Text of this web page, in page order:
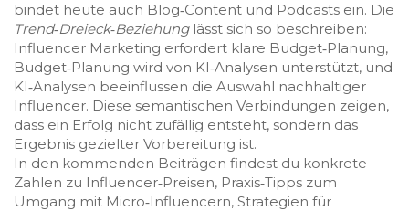
bindet heute auch Blog‑Content und Podcasts ein. Die
Trend‑Dreieck‑Beziehunglässt sich so beschreiben:
Influencer Marketing erfordert klare Budget‑Planung,
Budget‑Planung wird von KI‑Analysen unterstützt, und
KI‑Analysen beeinflussen die Auswahl nachhaltiger
Influencer. Diese semantischen Verbindungen zeigen,
dass ein Erfolg nicht zufällig entsteht, sondern das
Ergebnis gezielter Vorbereitung ist.
In den kommenden Beiträgen findest du konkrete
Zahlen zu Influencer‑Preisen, Praxis‑Tipps zum
Umgang mit Micro‑Influencern, Strategien für